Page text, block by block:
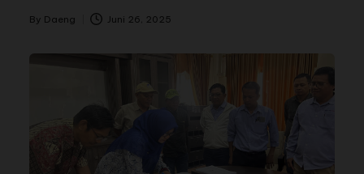
By Daeng Juni 26, 2025